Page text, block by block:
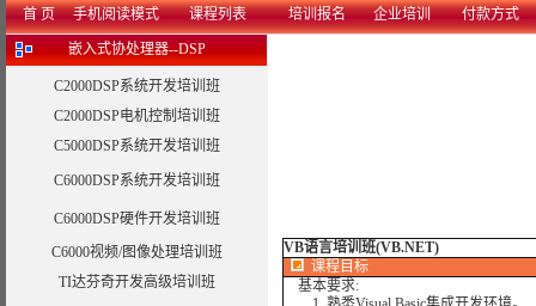
首 页 手机阅读模式 课程列表 培训报名 企业培训 付款方式
嵌入式协处理器--DSP
C2000DSP系统开发培训班
C2000DSP电机控制培训班
C5000DSP系统开发培训班
C6000DSP系统开发培训班
C6000DSP硬件开发培训班
C6000视频/图像处理培训班
TI达芬奇开发高级培训班
VB语言培训班(VB.NET)
课程目标
基本要求: